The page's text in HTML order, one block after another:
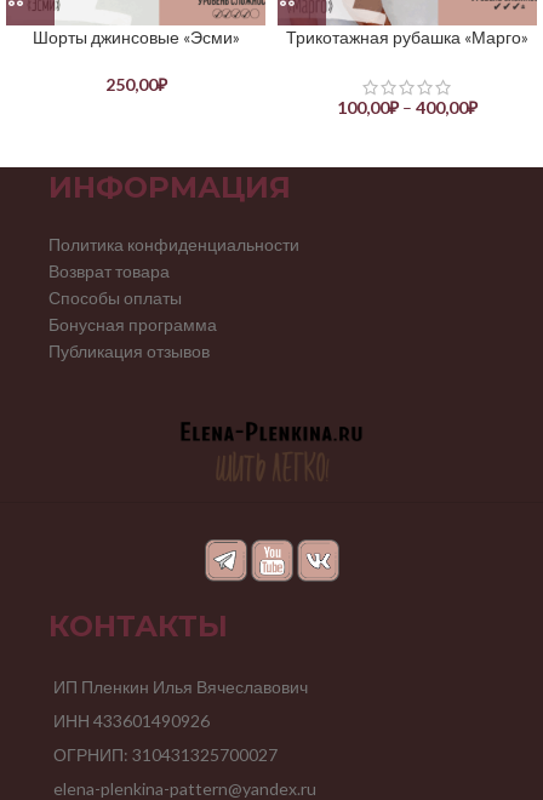
Шорты джинсовые «Эсми»
250,00₽
Трикотажная рубашка «Марго»
100,00₽ – 400,00₽
ИНФОРМАЦИЯ
Политика конфиденциальности
Возврат товара
Способы оплаты
Бонусная программа
Публикация отзывов
КОНТАКТЫ
ИП Пленкин Илья Вячеславович
ИНН 433601490926
ОГРНИП: 310431325700027
elena-plenkina-pattern@yandex.ru